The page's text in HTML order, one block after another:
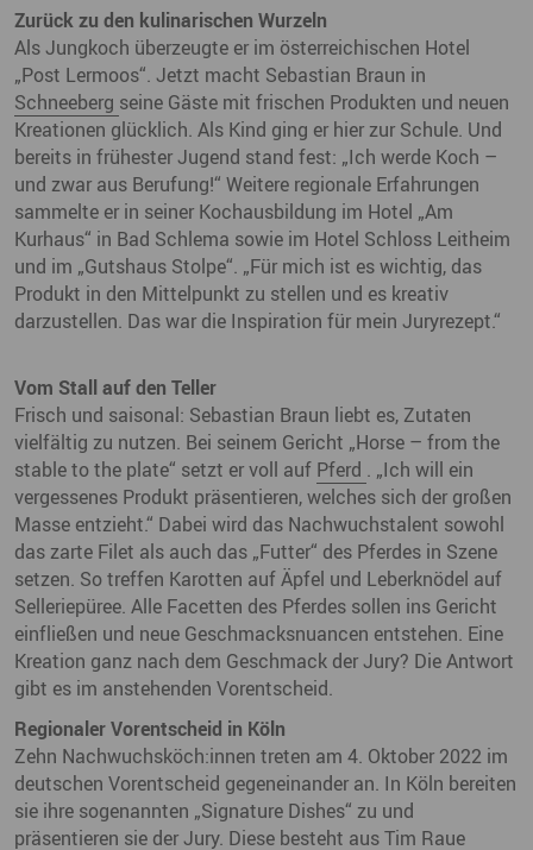
Zurück zu den kulinarischen Wurzeln
Als Jungkoch überzeugte er im österreichischen Hotel
„Post Lermoos“. Jetzt macht Sebastian Braun in
Schneeberg seine Gäste mit frischen Produkten und neuen
Kreationen glücklich. Als Kind ging er hier zur Schule. Und
bereits in frühester Jugend stand fest: „Ich werde Koch –
und zwar aus Berufung!“ Weitere regionale Erfahrungen
sammelte er in seiner Kochausbildung im Hotel „Am
Kurhaus“ in Bad Schlema sowie im Hotel Schloss Leitheim
und im „Gutshaus Stolpe“. „Für mich ist es wichtig, das
Produkt in den Mittelpunkt zu stellen und es kreativ
darzustellen. Das war die Inspiration für mein Juryrezept.“
Vom Stall auf den Teller
Frisch und saisonal: Sebastian Braun liebt es, Zutaten
vielfältig zu nutzen. Bei seinem Gericht „Horse – from the
stable to the plate“ setzt er voll auf Pferd . „Ich will ein
vergessenes Produkt präsentieren, welches sich der großen
Masse entzieht.“ Dabei wird das Nachwuchstalent sowohl
das zarte Filet als auch das „Futter“ des Pferdes in Szene
setzen. So treffen Karotten auf Äpfel und Leberknödel auf
Selleriepüree. Alle Facetten des Pferdes sollen ins Gericht
einfließen und neue Geschmacksnuancen entstehen. Eine
Kreation ganz nach dem Geschmack der Jury? Die Antwort
gibt es im anstehenden Vorentscheid.
Regionaler Vorentscheid in Köln
Zehn Nachwuchsköch:innen treten am 4. Oktober 2022 im
deutschen Vorentscheid gegeneinander an. In Köln bereiten
sie ihre sogenannten „Signature Dishes“ zu und
präsentieren sie der Jury. Diese besteht aus Tim Raue